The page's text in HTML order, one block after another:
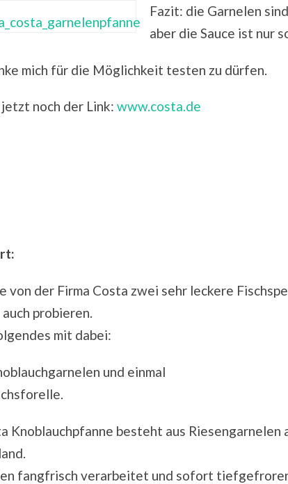
Fazit: die Garnelen
aber die Sauce ist nur
mich für die Möglichkeit testen zu dürfen.
noch der Link: www.costa.de
von der Firma Costa zwei sehr leckere
probieren.
mit dabei:
und einmal
Knoblauchpfanne besteht aus Riesengarnelen
fangfrisch verarbeitet und sofort